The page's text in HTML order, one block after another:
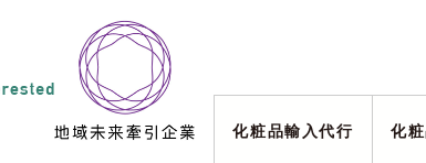
化粧品輸入代行 化